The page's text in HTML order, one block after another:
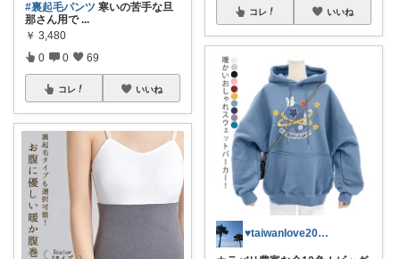
#裏起毛パンツ 寒いの苦手な旦
那さん用で ...
￥ 3,480
0 0 69
コレ いいね
コレ いいね
♥taiwanlove2026♥